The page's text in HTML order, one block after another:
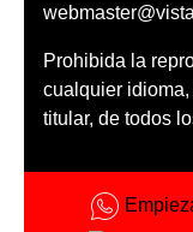
Prohibida la
cualquier
titular, de todos